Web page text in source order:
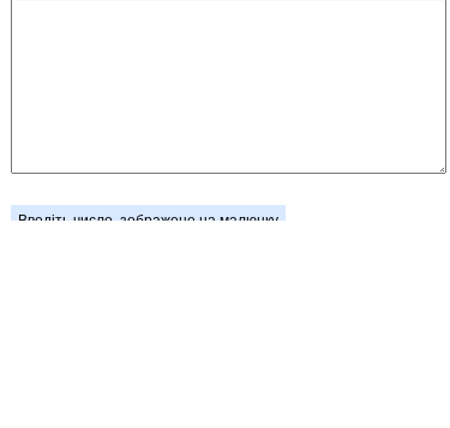
Введіть число, зображене на малюнку